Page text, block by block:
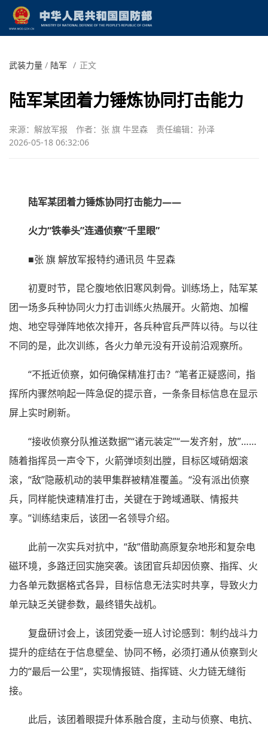
武装力量 / 陆军 / 正文
陆军某团着力锤炼协同打击能力
来源：解放军报 作者：张 旗 牛昱森
责任编辑：孙泽
2026-05-18 06:32:06
陆军某团着力锤炼协同打击能力——
火力“铁拳头”连通侦察“千里眼”
■张 旗 解放军报特约通讯员 牛昱森
初夏时节，昆仑腹地依旧寒风刺骨。训练场上，陆军某
团一场多兵种协同火力打击训练火热展开。火箭炮、加榴
炮、地空导弹阵地依次排开，各兵种官兵严阵以待。与以往
不同的是，此次训练，各火力单元没有开设前沿观察所。
“不抵近侦察，如何确保精准打击？”笔者正疑惑间，指
挥所内骤然响起一阵急促的提示音，一条条目标信息在显示
屏上实时刷新。
“接收侦察分队推送数据”“诸元装定”“一发齐射，放”……
随着指挥员一声令下，火箭弹顷刻出膛，目标区域硝烟滚
滚，“敌”隐蔽机动的装甲集群被精准覆盖。“没有派出侦察
兵，同样能快速精准打击，关键在于跨域通联、情报共
享。”训练结束后，该团一名领导介绍。
此前一次实兵对抗中，“敌”借助高原复杂地形和复杂电
磁环境，多路迂回实施突袭。该团官兵却因侦察、指挥、火
力各单元数据格式各异，目标信息无法实时共享，导致火力
单元缺乏关键参数，最终错失战机。
复盘研讨会上，该团党委一班人讨论感到：制约战斗力
提升的症结在于信息壁垒、协同不畅，必须打通从侦察到火
力的“最后一公里”，实现情报链、指挥链、火力链无缝衔
接。
此后，该团着眼提升体系融合度，主动与侦察、电抗、